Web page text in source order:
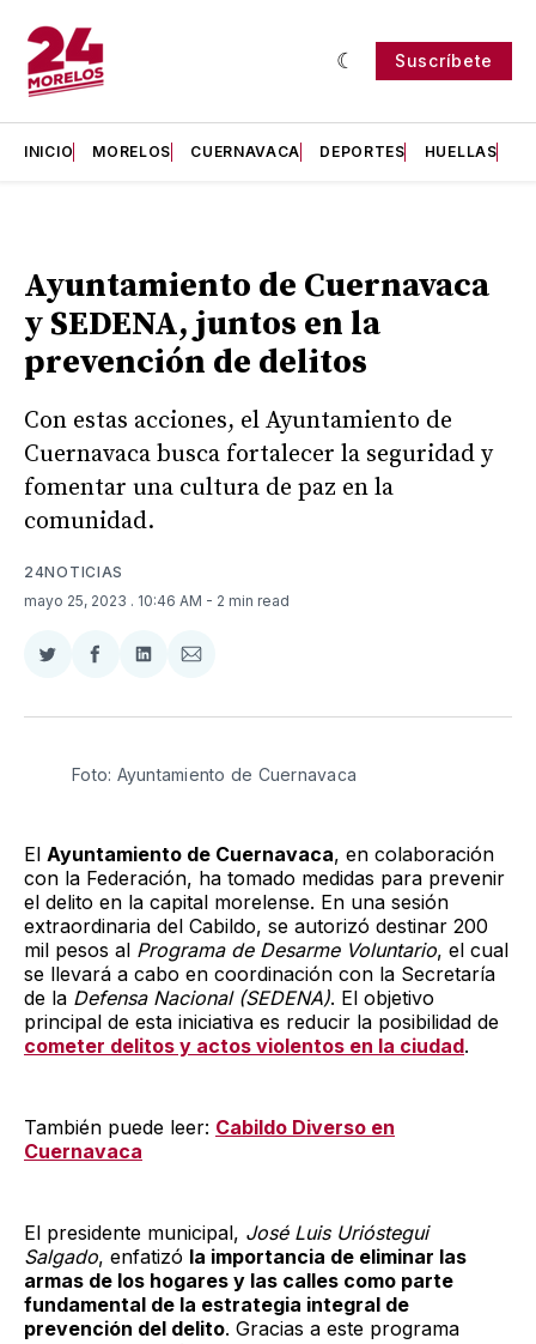
Suscríbete
INICIO MORELOS CUERNAVACA DEPORTES HUELLAS
Ayuntamiento de Cuernavaca
y SEDENA, juntos en la
prevención de delitos
Con estas acciones, el Ayuntamiento de
Cuernavaca busca fortalecer la seguridad y
fomentar una cultura de paz en la
comunidad.
24NOTICIAS
mayo 25, 2023 . 10:46 AM - 2 min read
Compartir
Twitter
Compartir
Facebook
Compartir
LinkedIn
Compartir
Email
Foto: Ayuntamiento de Cuernavaca
El Ayuntamiento de Cuernavaca, en colaboración
con la Federación, ha tomado medidas para prevenir
el delito en la capital morelense. En una sesión
extraordinaria del Cabildo, se autorizó destinar 200
mil pesos al Programa de Desarme Voluntario, el cual
se llevará a cabo en coordinación con la Secretaría
de la Defensa Nacional (SEDENA). El objetivo
principal de esta iniciativa es reducir la posibilidad de
cometer delitos y actos violentos en la ciudad.
También puede leer: Cabildo Diverso en
Cuernavaca
El presidente municipal, José Luis Urióstegui
Salgado, enfatizó la importancia de eliminar las
armas de los hogares y las calles como parte
fundamental de la estrategia integral de
prevención del delito. Gracias a este programa